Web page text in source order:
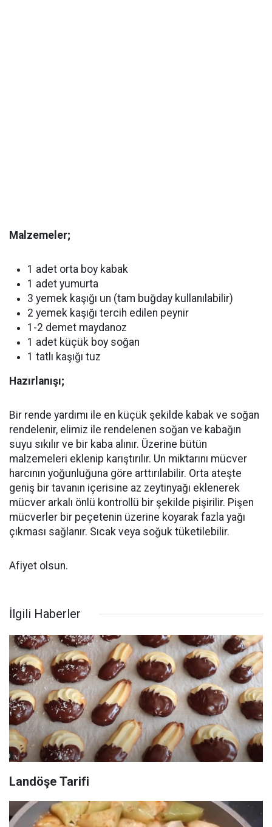
Malzemeler;
1 adet orta boy kabak
1 adet yumurta
3 yemek kaşığı un (tam buğday kullanılabilir)
2 yemek kaşığı tercih edilen peynir
1-2 demet maydanoz
1 adet küçük boy soğan
1 tatlı kaşığı tuz
Hazırlanışı;
Bir rende yardımı ile en küçük şekilde kabak ve soğan
rendelenir, elimiz ile rendelenen soğan ve kabağın
suyu sıkılır ve bir kaba alınır. Üzerine bütün
malzemeleri eklenip karıştırılır. Un miktarını mücver
harcının yoğunluğuna göre arttırılabilir. Orta ateşte
geniş bir tavanın içerisine az zeytinyağı eklenerek
mücver arkalı önlü kontrollü bir şekilde pişirilir. Pişen
mücverler bir peçetenin üzerine koyarak fazla yağı
çıkması sağlanır. Sıcak veya soğuk tüketilebilir.
Afiyet olsun.
İlgili Haberler
Landöşe Tarifi